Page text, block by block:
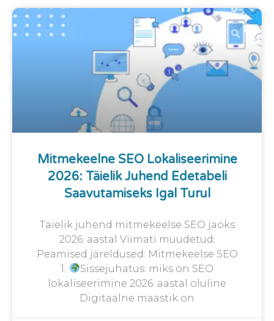
Mitmekeelne SEO Lokaliseerimine
2026: Täielik Juhend Edetabeli
Saavutamiseks Igal Turul
Täielik juhend mitmekeelse SEO jaoks
2026. aastal Viimati muudetud:
Peamised järeldused: Mitmekeelse SEO
1.
Sissejuhatus: miks on SEO
lokaliseerimine 2026. aastal oluline
Digitaalne maastik on